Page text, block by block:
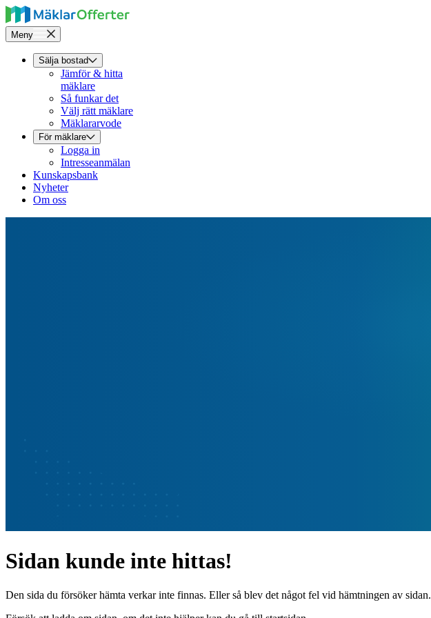
Meny
Sälja bostad
Jämför & hitta
mäklare
Så funkar det
Välj rätt mäklare
Mäklararvode
För mäklare
Logga in
Intresseanmälan
Kunskapsbank
Nyheter
Om oss
Sidan kunde inte hittas!
Den sida du försöker hämta verkar inte finnas. Eller så blev det något fel vid hämtningen av sidan.